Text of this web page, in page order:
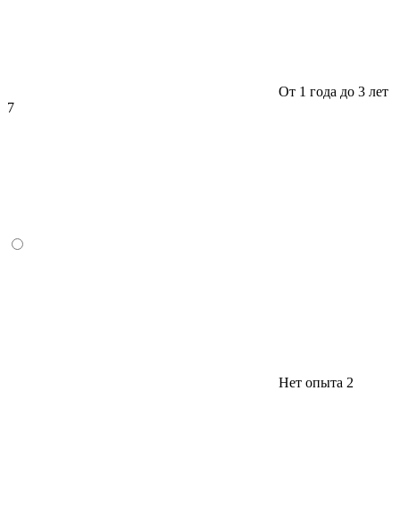
От 1 года до 3 лет
7
Нет опыта 2